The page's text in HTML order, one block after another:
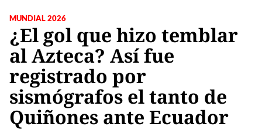
MUNDIAL 2026
¿El gol que hizo temblar
al Azteca? Así fue
registrado por
sismógrafos el tanto de
Quiñones ante Ecuador